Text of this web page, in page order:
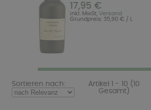
17,95 €
inkl. MwSt, Versand
Grundpreis: 35,90 € / L
Sortieren nach:
Artikel 1 - 10 (10
Gesamt)